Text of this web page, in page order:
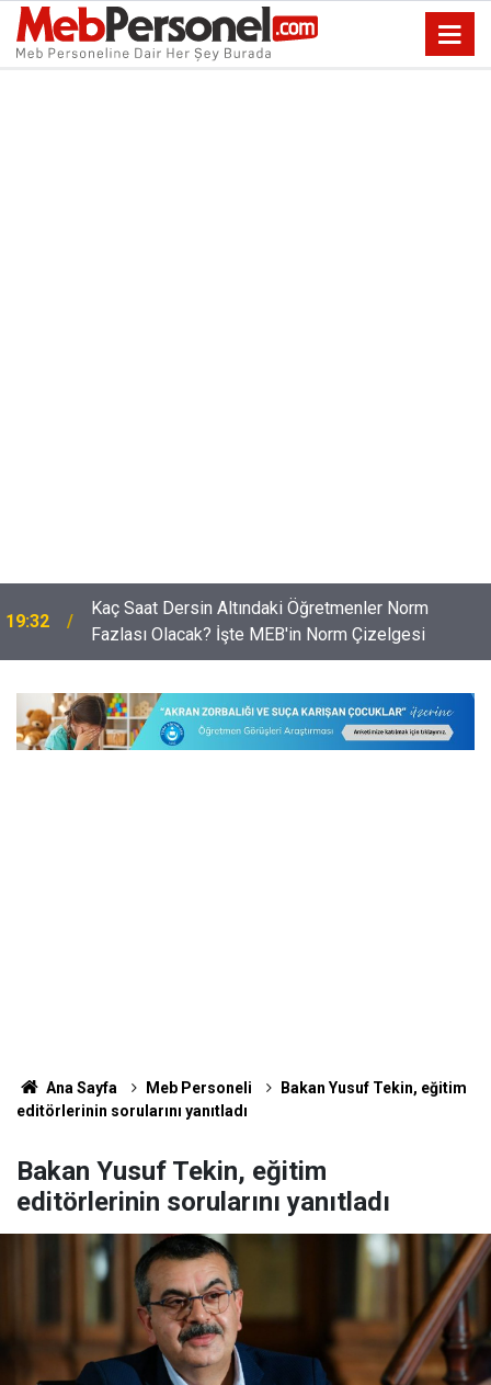
19:32
Kaç Saat Dersin Altındaki Öğretmenler Norm
Fazlası Olacak? İşte MEB'in Norm Çizelgesi
Ana Sayfa Meb Personeli
Bakan Yusuf Tekin, eğitim
editörlerinin sorularını yanıtladı
Bakan Yusuf Tekin, eğitim
editörlerinin sorularını yanıtladı